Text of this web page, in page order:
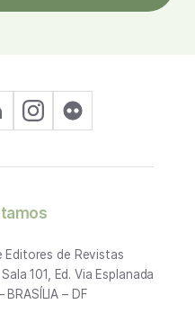
de Revistas
101, Ed. Via Esplanada
– DF